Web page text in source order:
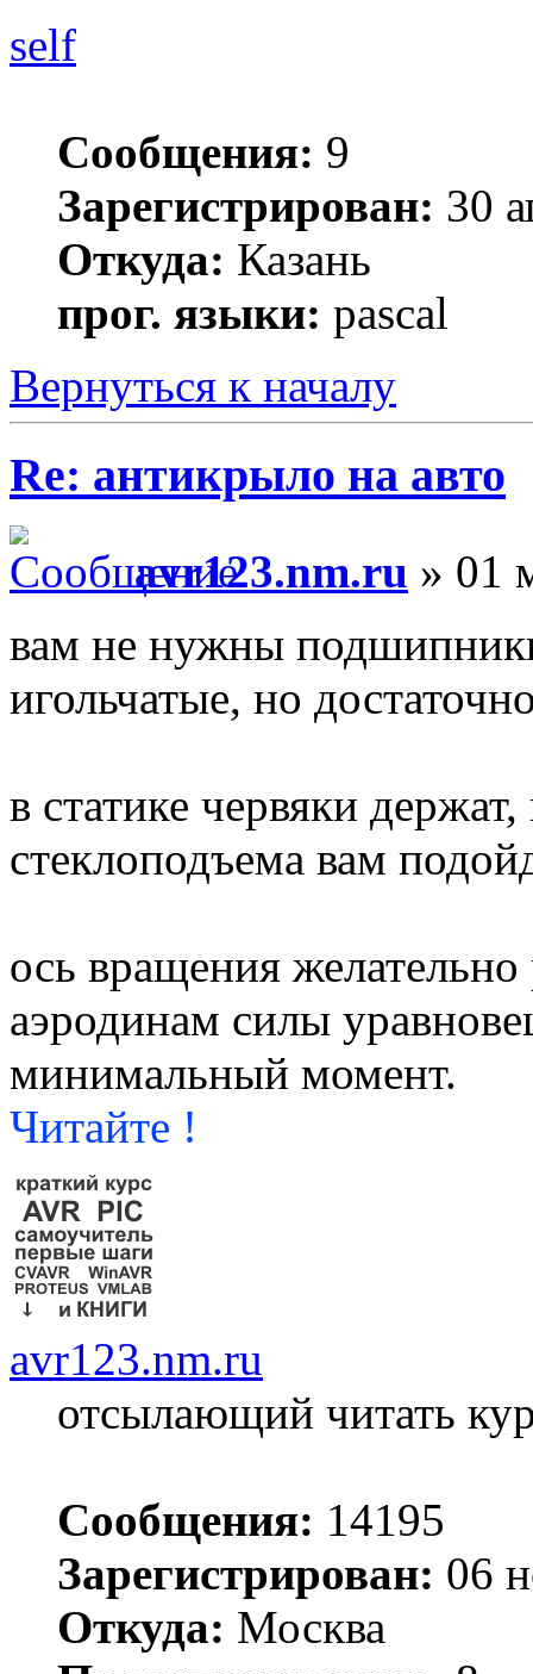
self
Сообщения: 9
Зарегистрирован: 30
Откуда: Казань
прог. языки: pascal
Вернуться к началу
Re: антикрыло на авто
avr123.nm.ru » 01
вам не нужны
игольчатые, но
в статике червяки
стеклоподъема вам
ось вращения
аэродинам силы
минимальный момент.
Читайте !
avr123.nm.ru
отсылающий читать
Сообщения: 14195
Зарегистрирован: 06
Откуда: Москва